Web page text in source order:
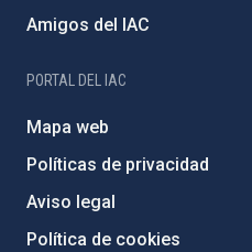
Amigos del IAC
PORTAL DEL IAC
Mapa web
Políticas de privacidad
Aviso legal
Política de cookies